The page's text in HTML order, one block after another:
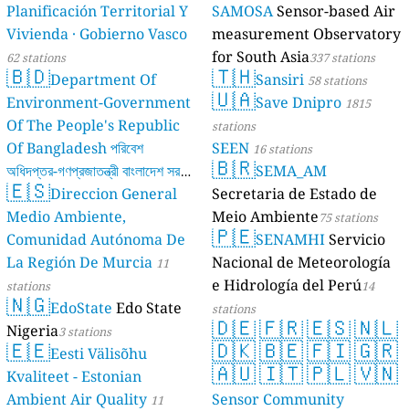
Planificación Territorial Y
Vivienda · Gobierno Vasco
62 stations
🇧🇩Department Of
Environment-Government
Of The People's Republic
Of Bangladesh পরিবেশ
অধিদপ্তর-গণপ্রজাতন্ত্রী বাংলাদেশ সরকার
17 stations
🇪🇸Direccion General
Medio Ambiente,
Comunidad Autónoma De
La Región De Murcia 11
stations
🇳🇬EdoState Edo State
Nigeria3 stations
🇪🇪Eesti Välisõhu
Kvaliteet - Estonian
Ambient Air Quality 11
SAMOSASensor-based Air
measurement Observatory
for South Asia337 stations
🇹🇭Sansiri 58 stations
🇺🇦Save Dnipro 1815
stations
SEEN 16 stations
🇧🇷SEMA_AM
Secretaria de Estado de
Meio Ambiente75 stations
🇵🇪SENAMHIServicio
Nacional de Meteorología
e Hidrología del Perú14
stations
🇩🇪🇫🇷🇪🇸🇳🇱
🇩🇰🇧🇪🇫🇮🇬🇷
🇦🇺🇮🇹🇵🇱🇻🇳
Sensor Community